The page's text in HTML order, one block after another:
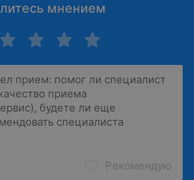
мнением
Рекомендую